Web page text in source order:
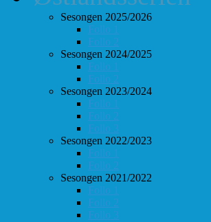
Sesongen 2025/2026
Follo 1
Follo 2
Sesongen 2024/2025
Follo 1
Follo 2
Sesongen 2023/2024
Follo 1
Follo 2
Follo 3
Sesongen 2022/2023
Follo 1
Follo 2
Sesongen 2021/2022
Follo 1
Follo 2
Follo 3